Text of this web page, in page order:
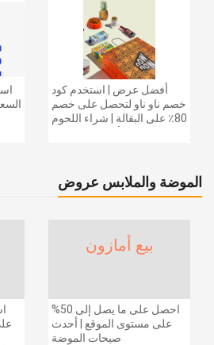
1425
أفضل عرض | استخدم كود
خصم ناو ناو لتحصل على خصم
80٪ على البقالة | شراء اللحوم
الموضة والملابس عروض
بيع أمازون
احصل على ما يصل إلى 50%
على مستوى الموقع | أحدث
صيحات الموضة